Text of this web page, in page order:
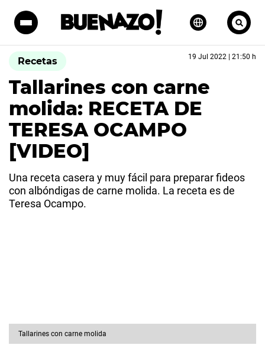
Recetas 19 Jul 2022 | 21:50 h
Tallarines con carne
molida: RECETA DE
TERESA OCAMPO
[VIDEO]
Una receta casera y muy fácil para preparar fideos
con albóndigas de carne molida. La receta es de
Teresa Ocampo.
Tallarines con carne molida